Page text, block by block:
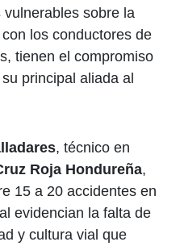
vulnerables sobre la
los conductores de
tienen el compromiso
su principal aliada al
, técnico en
Roja Hondureña,
15 a 20 accidentes en
evidencian la falta de
y cultura vial que